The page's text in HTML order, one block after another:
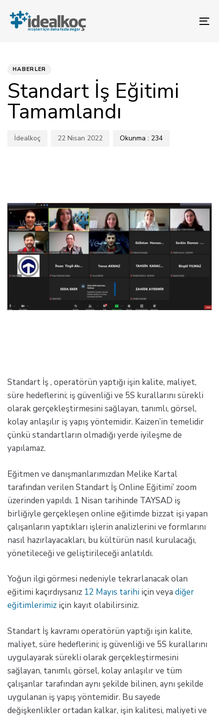
atla
gezinme
bölümüne
atlaHABERLER
Standart İş Eğitimi
Tamamlandı
İdealkoç 22 Nisan 2022 Okunma : 234
Standart İş , operatörün yaptığı işin kalite, maliyet,
süre hedeflerini; iş güvenliği ve 5S kurallarını sürekli
olarak gerçekleştirmesini sağlayan, tanımlı, görsel,
kolay anlaşılır iş yapış yöntemidir. Kaizen’in temelidir
çünkü standartların olmadığı yerde iyileşme de
yapılamaz.
Eğitmen ve danışmanlarımızdan Melike Kartal
tarafından verilen Standart İş Online Eğitimi’ zoom
üzerinden yapıldı. 1 Nisan tarihinde TAYSAD iş
birliğiyle gerçekleşen online eğitimde bizzat işi yapan
çalışanların yaptıkları işlerin analizlerini ve formlarını
nasıl hazırlayacakları, bu kültürün nasıl kurulacağı,
yönetileceği ve geliştirileceği anlatıldı.
Yoğun ilgi görmesi nedeniyle tekrarlanacak olan
eğitimi kaçırdıysanız 12 Mayıs tarihi için veya diğer
eğitimlerimiz için kayıt olabilirsiniz.
Standart İş kavramı operatörün yaptığı işin kalite,
maliyet, süre hedeflerini; iş güvenliği ve 5S kurallarını
uygulayarak sürekli olarak gerçekleştirmesini
sağlayan, tanımlı, görsel, kolay anlaşılır ve tüm
çalışanlar tarafından aynı şekilde bilinen, aynı şekilde
uygulanan iş yapış yöntemidir. Bu sayede
değişkenlikler ortadan kalkar, işin kalitesi, maliyeti ve